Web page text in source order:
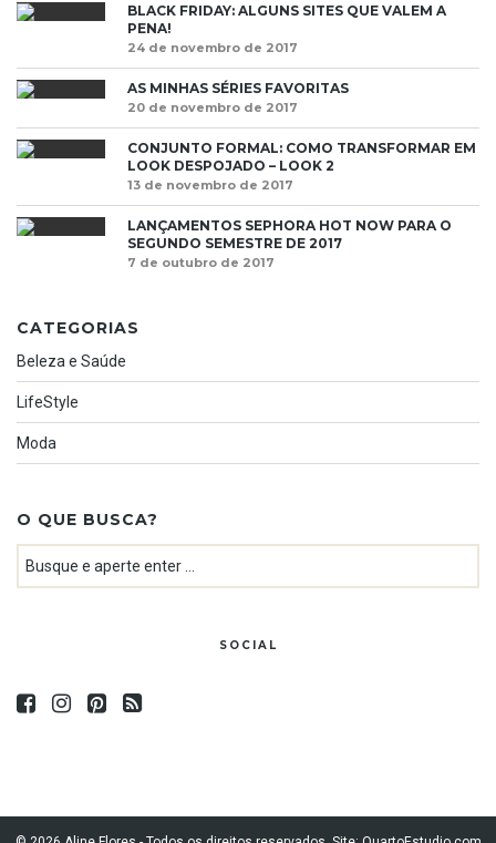
BLACK FRIDAY: ALGUNS SITES QUE VALEM A
PENA!
24 de novembro de 2017
AS MINHAS SÉRIES FAVORITAS
20 de novembro de 2017
CONJUNTO FORMAL: COMO TRANSFORMAR EM
LOOK DESPOJADO – LOOK 2
13 de novembro de 2017
LANÇAMENTOS SEPHORA HOT NOW PARA O
SEGUNDO SEMESTRE DE 2017
7 de outubro de 2017
CATEGORIAS
Beleza e Saúde
LifeStyle
Moda
O QUE BUSCA?
SOCIAL